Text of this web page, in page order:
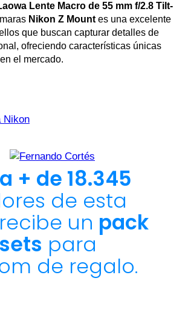
Lente Macro de 55 mm f/2.8 Tilt-
Nikon Z Mount es una excelente
que buscan capturar detalles de
ofreciendo características únicas
el mercado.
Nikon
+ de 18.345
de esta
un pack
para
de regalo.